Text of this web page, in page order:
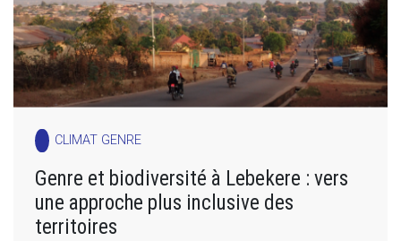
CLIMAT GENRE
Genre et biodiversité à Lebekere : vers
une approche plus inclusive des
territoires